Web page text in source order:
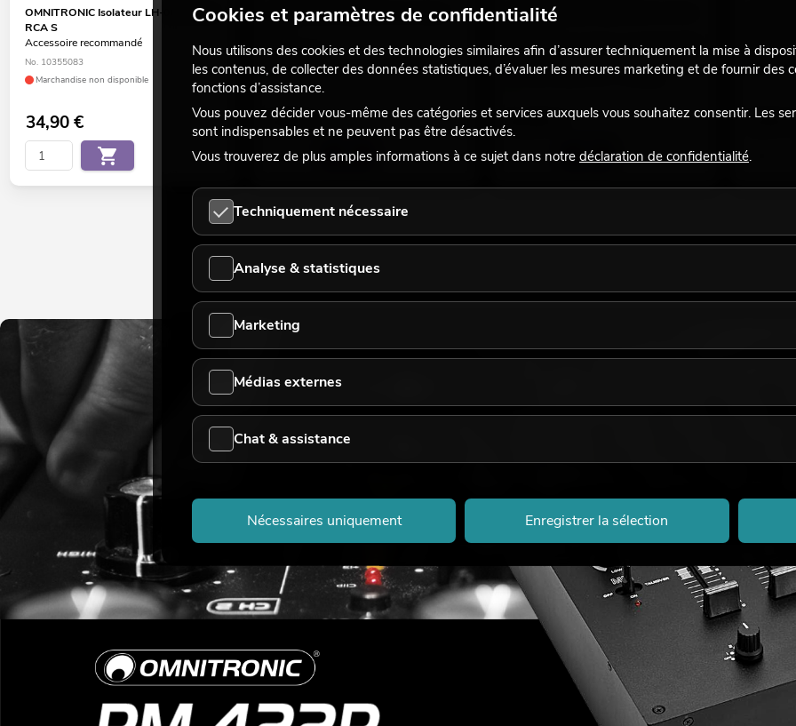
OMNITRONIC Isolateur LH-083 stéréo
RCA S
Accessoire recommandé
No. 10355083
Marchandise non disponible
34,90€
OMNITRONIC Câble RCA 2 x 2 terre
No. 3020940N
Le stock suffit pour env. 12 semaines.
6,90€
SOMMER CABLE Câble RCA 2 x 2 3 m
de nombreuses versions sont disponibles
No. 30307394
54,90€
No.
Le stock
3,50€
Cookies et paramètres de confidentialité
Nous utilisons des cookies et des technologies similaires afin d’assurer techniquement la mise à
les contenus, de collecter des données statistiques, d’évaluer les mesures marketing et de fournir des
fonctions d’assistance.
Vous pouvez décider vous-même des catégories et services auxquels vous souhaitez consentir. Les
sont indispensables et ne peuvent pas être désactivés.
Vous trouverez de plus amples informations à ce sujet dans notre déclaration de confidentialité.
Techniquement nécessaire
Analyse & statistiques
Marketing
Médias externes
Chat & assistance
Nécessaires uniquement Enregistrer la sélection